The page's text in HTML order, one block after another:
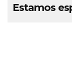
Estamos